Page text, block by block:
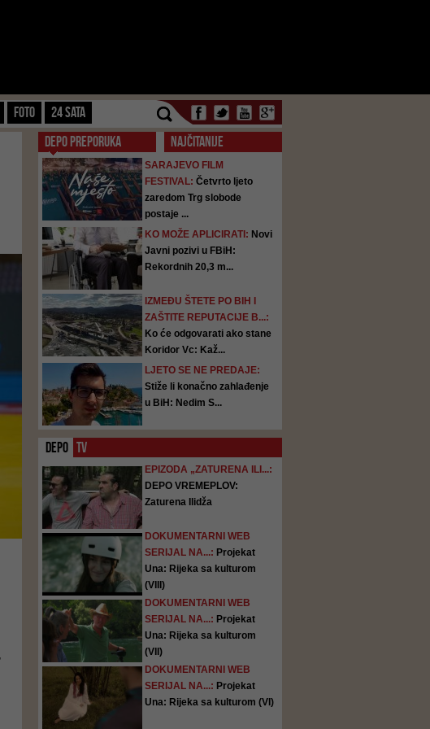
FOTO 24 SATA
DEPO PREPORUKA NAJČITANIJE
SARAJEVO FILM
FESTIVAL: Četvrto ljeto
zaredom Trg slobode
postaje ...
KO MOŽE APLICIRATI: Novi
Javni pozivi u FBiH:
Rekordnih 20,3 m...
IZMEĐU ŠTETE PO BIH I
ZAŠTITE REPUTACIJE B...:
Ko će odgovarati ako stane
Koridor Vc: Kaž...
LJETO SE NE PREDAJE:
Stiže li konačno zahlađenje
u BiH: Nedim S...
DEPO TV
EPIZODA „ZATURENA ILI...:
DEPO VREMEPLOV:
Zaturena Ilidža
DOKUMENTARNI WEB
SERIJAL NA...: Projekat
Una: Rijeka sa kulturom
(VIII)
DOKUMENTARNI WEB
SERIJAL NA...: Projekat
Una: Rijeka sa kulturom
(VII)
DOKUMENTARNI WEB
SERIJAL NA...: Projekat
Una: Rijeka sa kulturom (VI)